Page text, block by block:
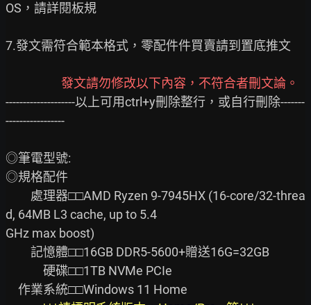
OS，請詳閱板規
7.發文需符合範本格式，零配件件買賣請到置底推文
發文請勿修改以下內容，不符合者刪文論。
--------------------以上可用ctrl+y刪除整行，或自行刪除-------
-----------------
◎筆電型號:
◎規格配件
處理器□□AMD Ryzen 9-7945HX (16-core/32-threa
d, 64MB L3 cache, up to 5.4
GHz max boost)
記憶體□□16GB DDR5-5600+贈送16G=32GB
硬碟□□1TB NVMe PCIe
作業系統□□Windows 11 Home